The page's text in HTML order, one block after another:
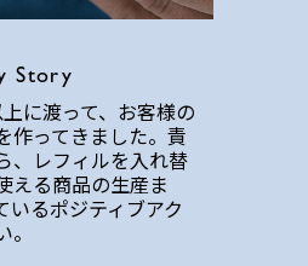
Story
に渡って、お客様の
作ってきました。責
、レフィルを入れ替
える商品の生産ま
いるポジティブアク